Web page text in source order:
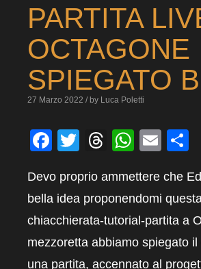
PARTITA
OCTAGONE
SPIEGATO
27 Marzo 2022 / by Luca Poletti
Facebook
Twitter
Threads
Devo proprio ammettere che
bella idea proponendomi
chiacchierata-tutorial-partita a
mezzoretta abbiamo spiegato
una partita, accennato al